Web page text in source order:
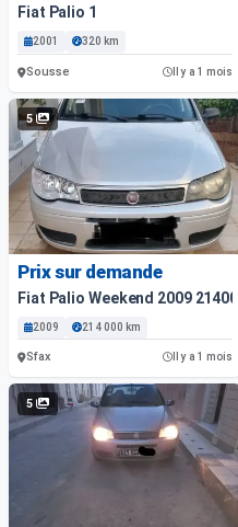
Fiat Palio 1
2001 320 km
Sousse Il y a 1 mois
5
Prix sur demande
Fiat Palio Weekend 2009
2009 214 000 km
Sfax Il y a 1 mois
5